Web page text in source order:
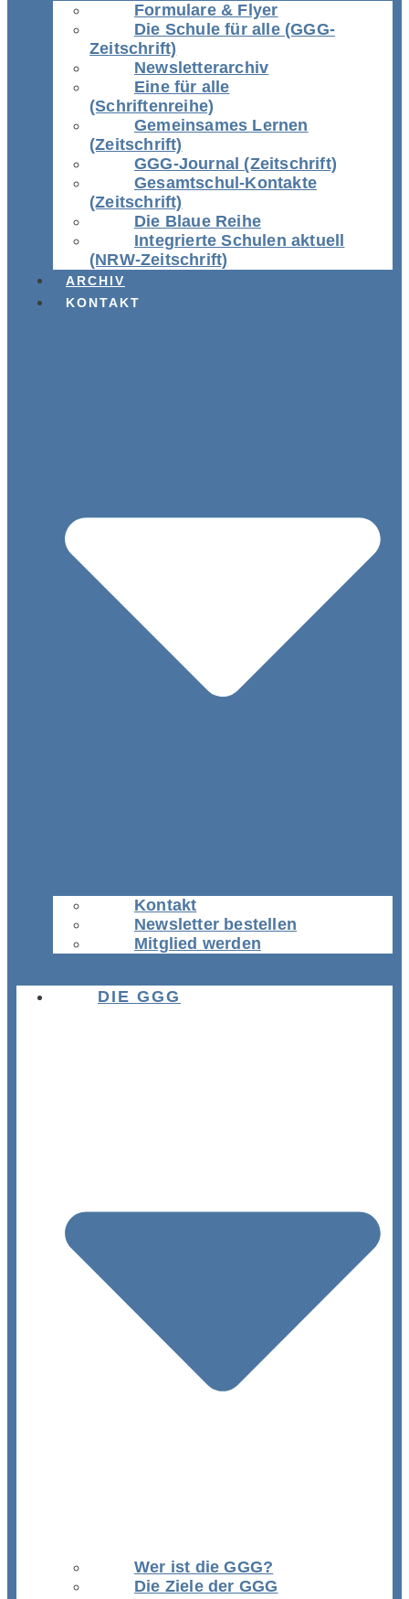
Formulare & Flyer
Die Schule für alle (GGG-
Zeitschrift)
Newsletterarchiv
Eine für alle
(Schriftenreihe)
Gemeinsames Lernen
(Zeitschrift)
GGG-Journal (Zeitschrift)
Gesamtschul-Kontakte
(Zeitschrift)
Die Blaue Reihe
Integrierte Schulen aktuell
(NRW-Zeitschrift)
ARCHIV
KONTAKT
Kontakt
Newsletter bestellen
Mitglied werden
DIE GGG
Wer ist die GGG?
Die Ziele der GGG